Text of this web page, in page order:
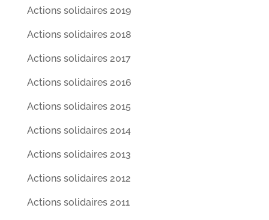
Actions solidaires 2019
Actions solidaires 2018
Actions solidaires 2017
Actions solidaires 2016
Actions solidaires 2015
Actions solidaires 2014
Actions solidaires 2013
Actions solidaires 2012
Actions solidaires 2011